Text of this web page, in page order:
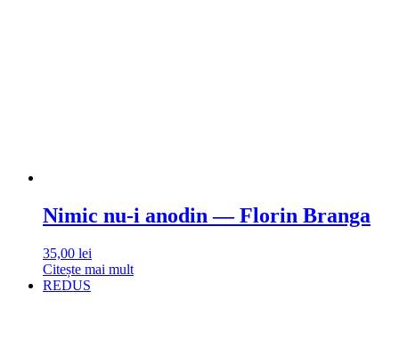
Nimic nu-i anodin — Florin Branga
35,00 lei
Citește mai mult
REDUS